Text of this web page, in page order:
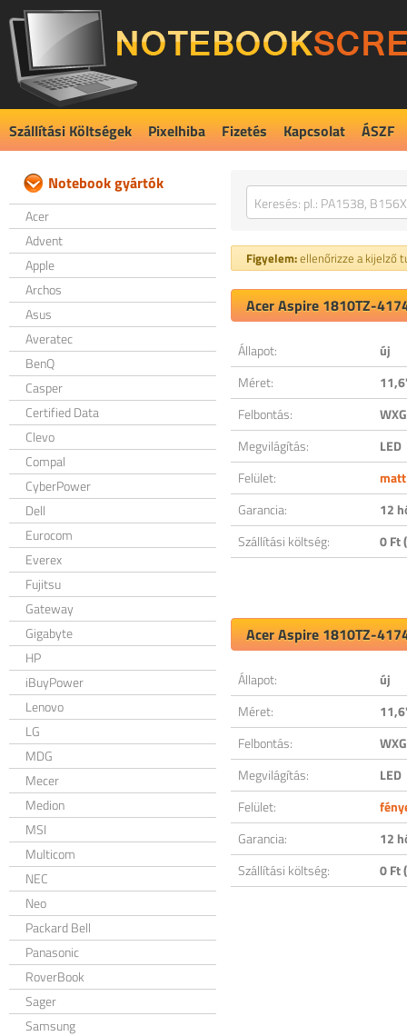
Szállítási Költségek Pixelhiba Fizetés Kapcsolat ÁSZF
Notebook gyártók
Acer
Advent
Apple
Archos
Asus
Averatec
BenQ
Casper
Certified Data
Clevo
Compal
CyberPower
Dell
Eurocom
Everex
Fujitsu
Gateway
Gigabyte
HP
iBuyPower
Lenovo
LG
MDG
Mecer
Medion
MSI
Multicom
NEC
Neo
Packard Bell
Panasonic
RoverBook
Sager
Samsung
Figyelem:ellenőrizze a kijelző
Acer Aspire 1810TZ-
Állapot:
új
Méret:
Felbontás:
Megvilágítás:
LED
Felület:
matt
Garancia:
12
Szállítási költség:
0 Ft
Acer Aspire 1810TZ-
Állapot:
új
Méret:
Felbontás:
Megvilágítás:
LED
Felület:
Garancia:
12
Szállítási költség:
0 Ft